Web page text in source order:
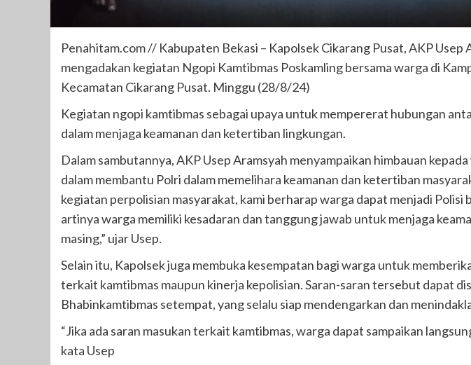
Penahitam.com // Kabupaten Bekasi – Kapolsek Cikarang Pusat, AKP Usep
mengadakan kegiatan Ngopi Kamtibmas Poskamling bersama warga di
Kecamatan Cikarang Pusat. Minggu (28/8/24)
Kegiatan ngopi kamtibmas sebagai upaya untuk mempererat hubungan
dalam menjaga keamanan dan ketertiban lingkungan.
Dalam sambutannya, AKP Usep Aramsyah menyampaikan himbauan
dalam membantu Polri dalam memelihara keamanan dan ketertiban
kegiatan perpolisian masyarakat, kami berharap warga dapat menjadi Polisi
artinya warga memiliki kesadaran dan tanggung jawab untuk menjaga
masing,” ujar Usep.
Selain itu, Kapolsek juga membuka kesempatan bagi warga untuk
terkait kamtibmas maupun kinerja kepolisian. Saran-saran tersebut dapat
Bhabinkamtibmas setempat, yang selalu siap mendengarkan dan
“Jika ada saran masukan terkait kamtibmas, warga dapat sampaikan
kata Usep